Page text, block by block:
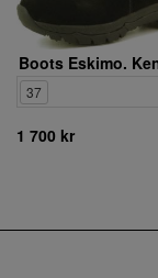
37
1 700 kr